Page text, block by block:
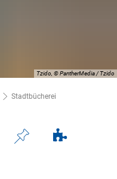
Tzido, © PantherMedia / Tzido
Stadtbücherei